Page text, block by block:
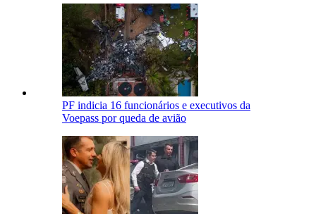
PF indicia 16 funcionários e executivos da
Voepass por queda de avião